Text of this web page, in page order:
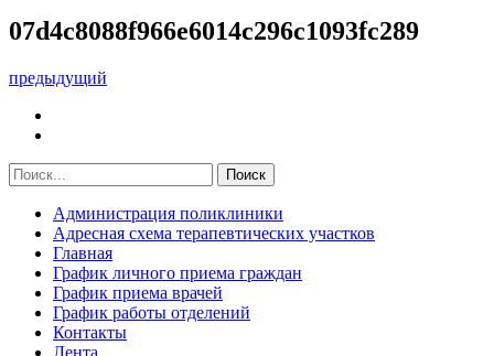
07d4c8088f966e6014c296c1093fc289
предыдущий
Администрация поликлиники
Адресная схема терапевтических участков
Главная
График личного приема граждан
График приема врачей
График работы отделений
Контакты
Лента